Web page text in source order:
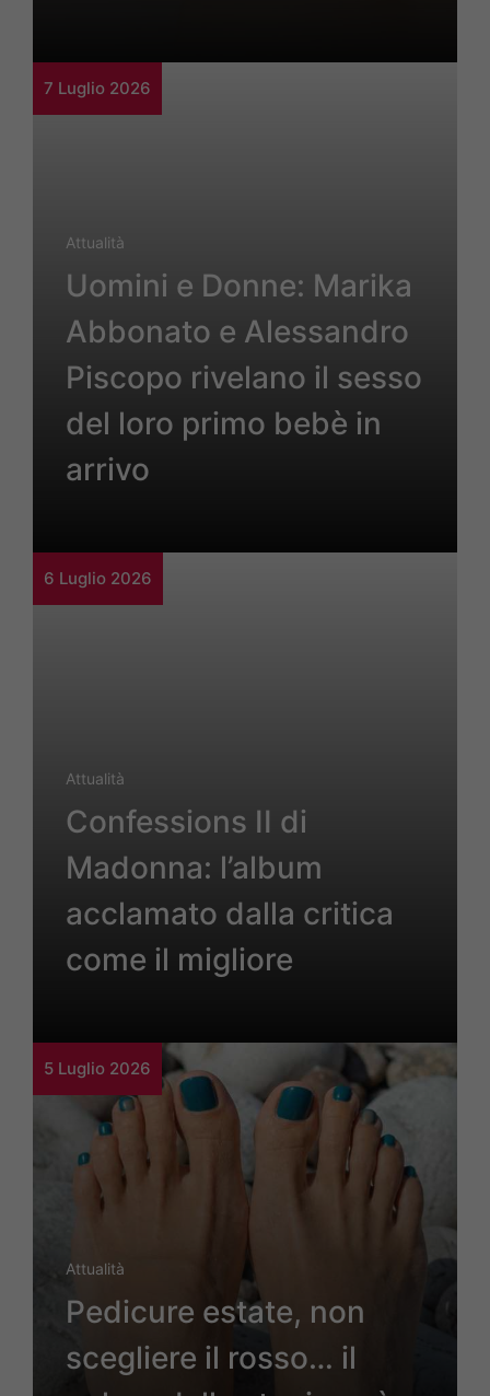
7 Luglio 2026
Attualità
Uomini e Donne: Marika
Abbonato e Alessandro
Piscopo rivelano il sesso
del loro primo bebè in
arrivo
6 Luglio 2026
Attualità
Confessions II di
Madonna: l’album
acclamato dalla critica
come il migliore
5 Luglio 2026
Attualità
Pedicure estate, non
scegliere il rosso… il